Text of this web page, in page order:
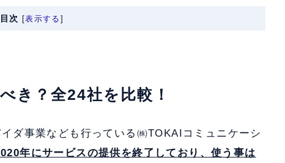
目次 [表示する
き？全24社を比較！
ダ事業なども行っている㈱TOKAIコミュニケーシ
年にサービスの提供を終了しており、使う事は